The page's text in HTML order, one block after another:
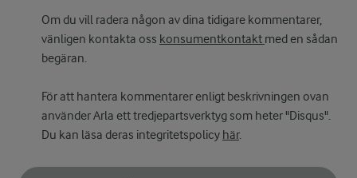
Om du vill radera någon av dina tidigare kommentarer,
vänligen kontakta oss konsumentkontakt med en sådan
begäran.
För att hantera kommentarer enligt beskrivningen ovan
använder Arla ett tredjepartsverktyg som heter "Disqus".
Du kan läsa deras integritetspolicy här.